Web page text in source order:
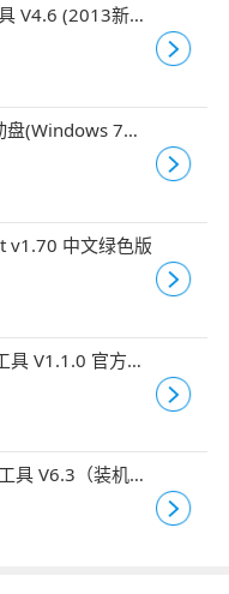
V4.6 (2013新年
盘(Windows 7
软官方免费安装
v1.70 中文绿色版
具 V1.1.0 官方安
具 V6.3（装机助